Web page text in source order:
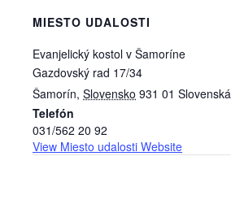
MIESTO UDALOSTI
Evanjelický kostol v Šamoríne
Gazdovský rad 17/34
Šamorín, Slovensko 931 01
Telefón
031/562 20 92
View Miesto udalosti Website